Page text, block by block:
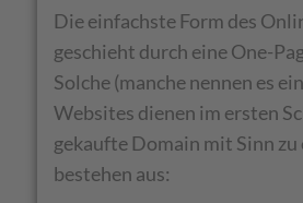
Die einfachste Form des
geschieht durch eine One-
Solche (manche nennen es
Websites dienen im ersten
gekaufte Domain mit Sinn zu
bestehen aus: